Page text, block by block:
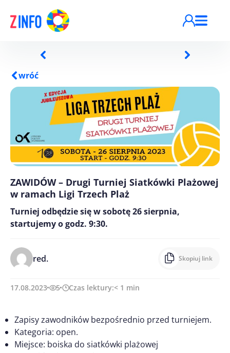
wróć
ZAWIDÓW – Drugi Turniej Siatkówki Plażowej
w ramach Ligi Trzech Plaż
Turniej odbędzie się w sobotę 26 sierpnia,
startujemy o godz. 9:30.
red. Skopiuj link
17.08.2023 5 Czas lektury:< 1 min
Zapisy zawodników bezpośrednio przed turniejem.
Kategoria: open.
Miejsce: boiska do siatkówki plażowej